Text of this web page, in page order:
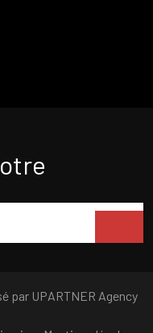
par UPARTNER Agency